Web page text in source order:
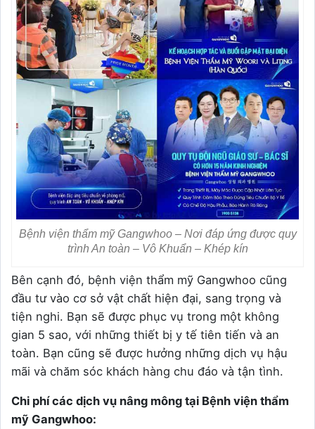
Bệnh viện thẩm mỹ Gangwhoo – Nơi đáp ứng được quy
trình An toàn – Vô Khuẩn – Khép kín
Bên cạnh đó, bệnh viện thẩm mỹ Gangwhoo cũng
đầu tư vào cơ sở vật chất hiện đại, sang trọng và
tiện nghi. Bạn sẽ được phục vụ trong một không
gian 5 sao, với những thiết bị y tế tiên tiến và an
toàn. Bạn cũng sẽ được hưởng những dịch vụ hậu
mãi và chăm sóc khách hàng chu đáo và tận tình.
Chi phí các dịch vụ nâng mông tại Bệnh viện thẩm
mỹ Gangwhoo: